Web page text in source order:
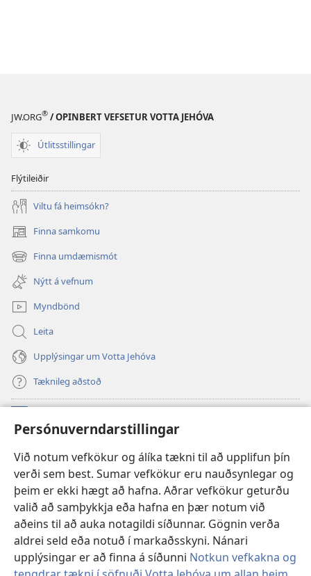
Persónuverndarstillingar
Við notum vefkökur og álíka tækni til að upplifun þín
verði sem best. Sumar vefkökur eru nauðsynlegar og
þeim er ekki hægt að hafna. Aðrar vefkökur geturðu
valið að samþykkja eða hafna en þær notum við
aðeins til að auka notagildi síðunnar. Gögnin verða
aldrei seld eða notuð í markaðsskyni. Nánari
upplýsingar er að finna á síðunni Notkun vefkakna og
JW.ORG® / OPINBERT VEFSETUR VOTTA JEHÓVA
Útlitsstillingar
Flýtileiðir
Viltu fá heimsókn?
Finna samkomu
(opnast
í
nýjum
glugga)
Finna umdæmismót
(opnast
nýjum
glugga)
Nýtt á vefnum
Myndbönd
Leita
Upplýsingar um Votta Jehóva
Tæknileg aðstoð
(opnast
glugga)
VEFBÓKASAFN Varðturnsins
(opnast
nýjum
glugga)
JW Hub
(opnast
nýjum
glugga)
JW Library -appið